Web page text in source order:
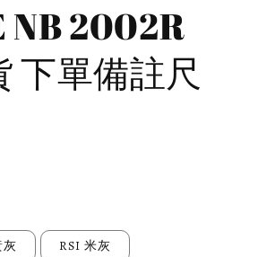
NB 2002R
下單備註尺
灰 RSI 米灰